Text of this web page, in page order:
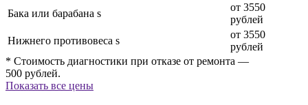
Бака или барабана s
от 3550
рублей
Нижнего противовеса s
от 3550
рублей
* Стоимость диагностики при отказе от ремонта —
500 рублей.
Показать все цены